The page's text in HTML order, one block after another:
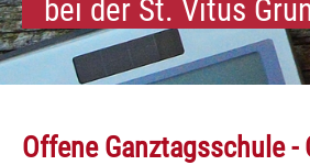
bei der St. Vitus
Offene Ganztagsschule -